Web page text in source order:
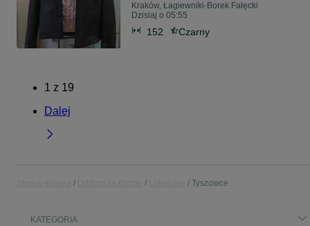
Kraków, Łagiewniki-Borek Fałęcki
Dzisiaj o 05:55
152 Czarny
1 z 19
Dalej
Tyszowce
KATEGORIA